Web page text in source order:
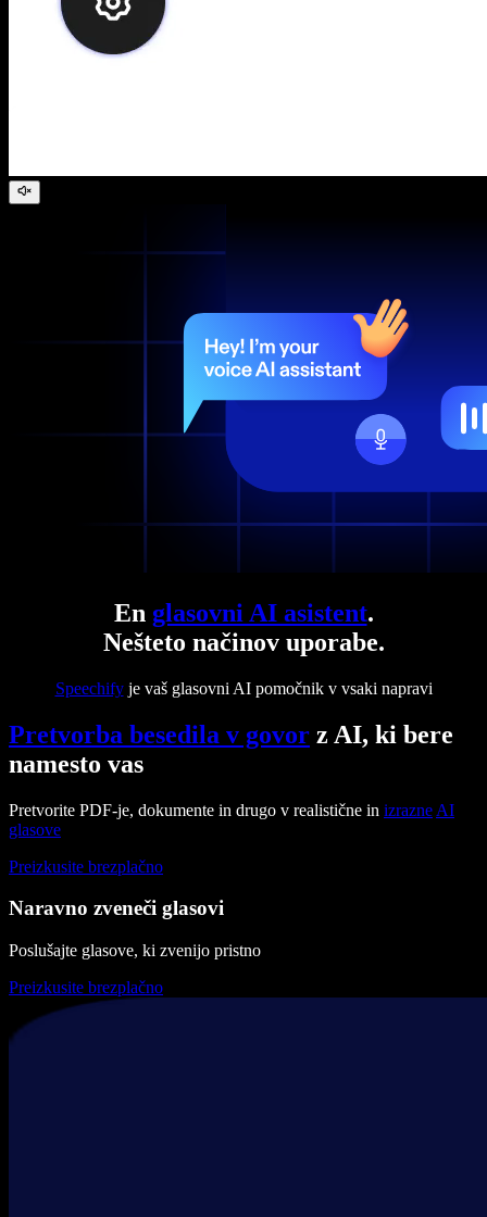
En glasovni AI asistent.
Nešteto načinov uporabe.
Speechifyje vaš glasovni AI pomočnik v vsaki napravi
Pretvorba besedila v govor z AI, ki bere
namesto vas
Pretvorite PDF-je, dokumente in drugo v realistične in izrazne AI
glasove
Preizkusite brezplačno
Naravno zveneči glasovi
Poslušajte glasove, ki zvenijo pristno
Preizkusite brezplačno